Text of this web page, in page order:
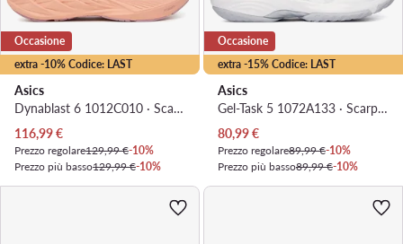
extra -10% Codice: LAST
Occasione
Asics
Dynablast 6 1012C010 · Scarpe running
Prezzo attuale
116,99€
Prezzo regolare129,99 €-10%
Prezzo più basso129,99 €-10%
extra -15% Codice: LAST
Occasione
Asics
Gel-Task 5 1072A133 · Scarpe indoor
Prezzo attuale
80,99€
Prezzo regolare89,99 €-10%
Prezzo più basso89,99 €-10%